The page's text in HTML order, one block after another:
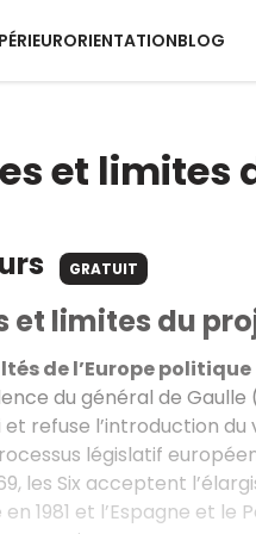
ORIENTATIONBLOG
et limites
GRATUIT
et limites du
de l’Europe politique
du général de Gaulle
refuse l’introduction
législatif
les Six acceptent
en 1981 et l’Espagne et